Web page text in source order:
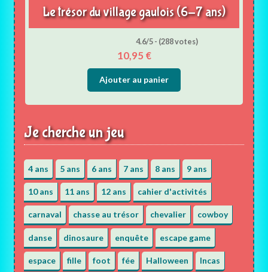
Le trésor du village gaulois (6-7 ans)
4.6/5 - (288 votes)
10,95 €
Ajouter au panier
Je cherche un jeu
4 ans 5 ans 6 ans 7 ans 8 ans 9 ans
10 ans 11 ans 12 ans cahier d'activités
carnaval chasse au trésor chevalier cowboy
danse dinosaure enquête escape game
espace fille foot fée Halloween Incas